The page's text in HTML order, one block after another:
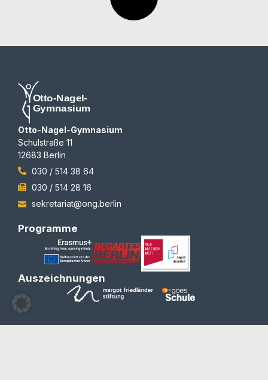
Otto-Nagel-Gymnasium
Schulstraße 11
12683 Berlin
030 / 514 38 64
030 / 514 28 16
sekretariat@ong.berlin
Programme
Auszeichnungen